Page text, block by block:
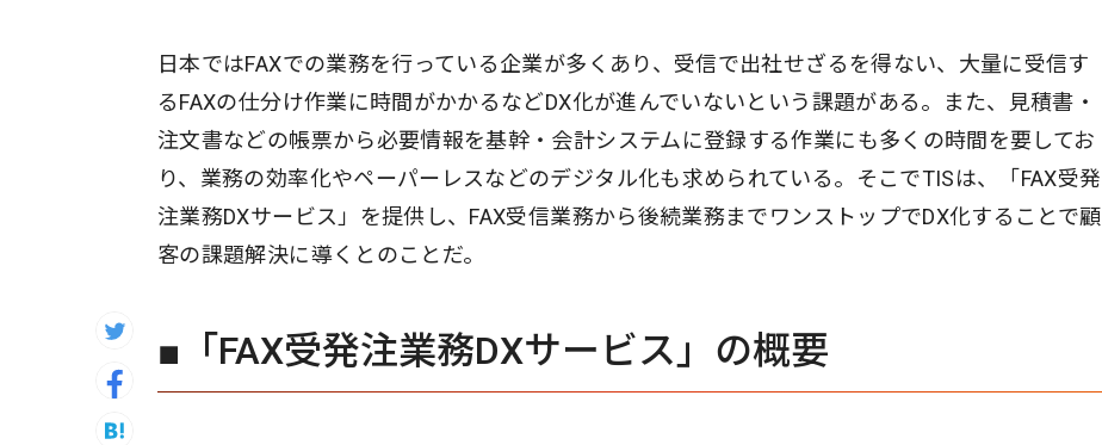
日本ではFAXでの業務を行っている企業が多くあり、受信で出社せざるを得ない、大量に受信す
るFAXの仕分け作業に時間がかかるなどDX化が進んでいないという課題がある。また、見積書・
注文書などの帳票から必要情報を基幹・会計システムに登録する作業にも多くの時間を要してお
り、業務の効率化やペーパーレスなどのデジタル化も求められている。そこでTISは、「FAX受発
注業務DXサービス」を提供し、FAX受信業務から後続業務までワンストップでDX化することで顧
客の課題解決に導くとのことだ。
■「FAX受発注業務DXサービス」の概要